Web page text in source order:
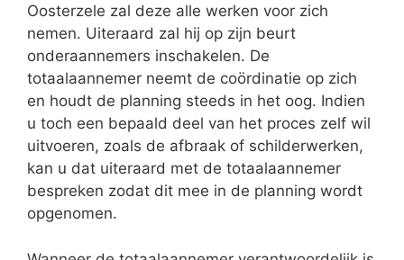
Oosterzele zal deze alle werken voor zich
nemen. Uiteraard zal hij op zijn beurt
onderaannemers inschakelen. De
totaalaannemer neemt de coördinatie op zich
en houdt de planning steeds in het oog. Indien
u toch een bepaald deel van het proces zelf wil
uitvoeren, zoals de afbraak of schilderwerken,
kan u dat uiteraard met de totaalaannemer
bespreken zodat dit mee in de planning wordt
opgenomen.